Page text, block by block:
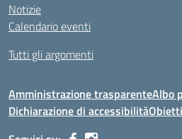
Notizie
Calendario eventi
Tutti gli argomenti
Amministrazione trasparenteAlbo
Dichiarazione di accessibilità